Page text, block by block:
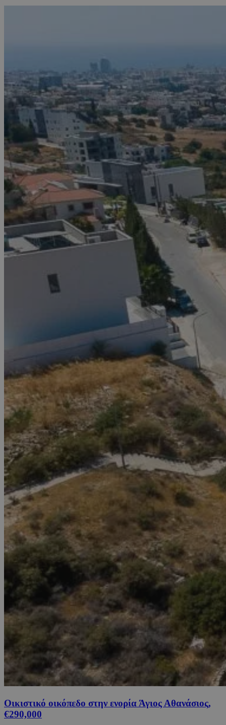
Οικιστικό οικόπεδο στην ενορία Άγιος Αθανάσιος,
€290,000